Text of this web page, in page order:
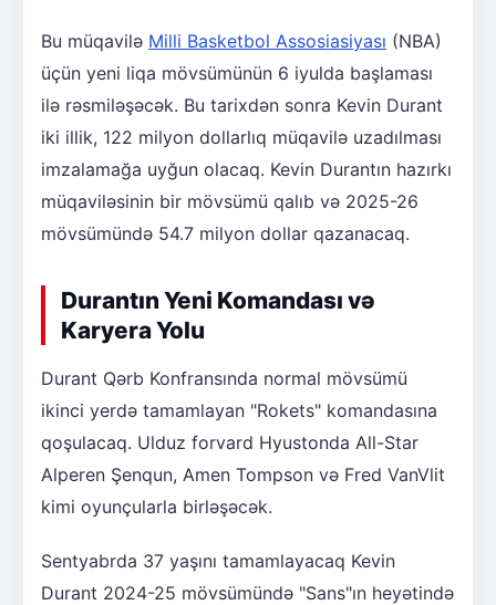
Bu müqavilə Milli Basketbol Assosiasiyası (NBA)
üçün yeni liqa mövsümünün 6 iyulda başlaması
ilə rəsmiləşəcək. Bu tarixdən sonra Kevin Durant
iki illik, 122 milyon dollarlıq müqavilə uzadılması
imzalamağa uyğun olacaq. Kevin Durantın hazırkı
müqaviləsinin bir mövsümü qalıb və 2025-26
mövsümündə 54.7 milyon dollar qazanacaq.
Durantın Yeni Komandası və
Karyera Yolu
Durant Qərb Konfransında normal mövsümü
ikinci yerdə tamamlayan "Rokets" komandasına
qoşulacaq. Ulduz forvard Hyustonda All-Star
Alperen Şenqun, Amen Tompson və Fred VanVlit
kimi oyunçularla birləşəcək.
Sentyabrda 37 yaşını tamamlayacaq Kevin
Durant 2024-25 mövsümündə "Sans"ın heyətində